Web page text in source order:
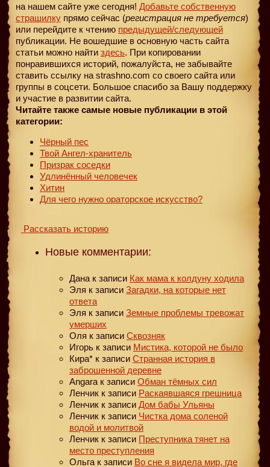
на нашем сайте уже сегодня! Добавьте собственную
страшилку прямо сейчас (регистрация не требуется)
или перейдите к чтению предыдущей/следующей
публикации. Не вошедшие в основную часть сайта
статьи можно найти здесь. При копировании
понравившихся историй, пожалуйста, не забывайте
ставить ссылку на strashno.com со своего сайта или
группы в соцсети. Большое спасибо за Вашу поддержку
и участие в развитии сайта.
Читайте также самые новые публикации в этой
категории:
Чёрный пес
Твой Ангел-хранитель
Призрак соседки
Удлинённый человечек
Хитин
Для чего нужно ораторское искусство?
Рассказать историю
Новые комментарии:
Дана к записи Как мама к колдуну ходила
Эля к записи Загадки, на которые нет
ответа
Эля к записи Земные проблемы тревожат
умерших
Оля к записи Сквозняк
Игорь к записи Мистика, которой не было
Кира* к записи Странная история в
заброшенной деревне
Angara к записи Обман тёмных сил
Ленчик к записи Раскаявшаяся грешница
Ленчик к записи Дом бабы Ульяны
Ленчик к записи Чистка дома соленой
водой и молитвой
Ленчик к записи Преступника тянет на
место преступления
Ольга к записи Во сне я видела мир, где